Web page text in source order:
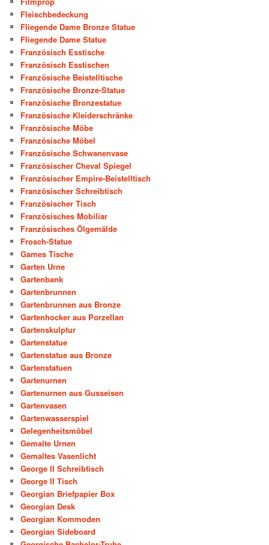
Fleischbedeckung
Fliegende Dame Bronze Statue
Fliegende Dame Statue
Französisch Esstische
Französisch Esstischen
Französische Beistelltische
Französische Bronze-Statue
Französische Bronzestatue
Französische Kleiderschränke
Französische Möbe
Französische Möbel
Französische Schwanenvase
Französischer Cheval Spiegel
Französischer Empire-Beistelltisch
Französischer Schreibtisch
Französischer Tisch
Französisches Mobiliar
Französisches Ölgemälde
Frosch-Statue
Games Tische
Garten Urne
Gartenbank
Gartenbrunnen
Gartenbrunnen aus Bronze
Gartenhocker aus Porzellan
Gartenskulptur
Gartenstatue
Gartenstatue aus Bronze
Gartenstatuen
Gartenurnen
Gartenurnen aus Gusseisen
Gartenvasen
Gartenwasserspiel
Gelegenheitsmöbel
Gemalte Urnen
Gemaltes Vasenlicht
George II Schreibtisch
George II Tisch
Georgian Briefpapier Box
Georgian Desk
Georgian Kommoden
Georgian Sideboard